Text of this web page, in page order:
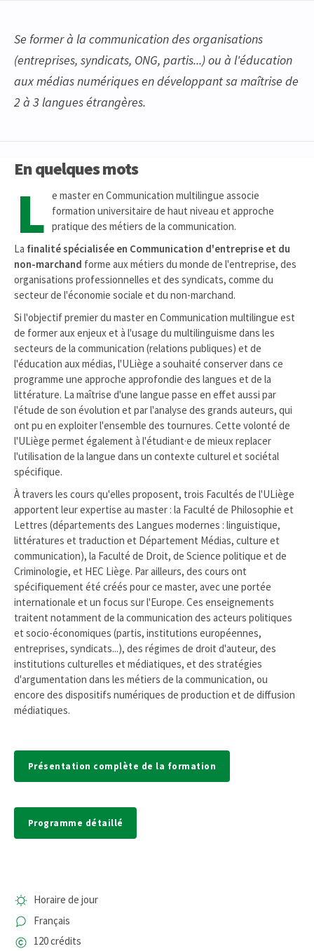
Se former à la communication des organisations
(entreprises, syndicats, ONG, partis...) ou à l'éducation
aux médias numériques en développant sa maîtrise de
2 à 3 langues étrangères.
En quelques mots
L e master en Communication multilingue associe
formation universitaire de haut niveau et approche
pratique des métiers de la communication.
La finalité spécialisée en Communication d'entreprise et du
non-marchand forme aux métiers du monde de l'entreprise, des
organisations professionnelles et des syndicats, comme du
secteur de l'économie sociale et du non-marchand.
Si l'objectif premier du master en Communication multilingue est
de former aux enjeux et à l'usage du multilinguisme dans les
secteurs de la communication (relations publiques) et de
l'éducation aux médias, l'ULiège a souhaité conserver dans ce
programme une approche approfondie des langues et de la
littérature. La maîtrise d'une langue passe en effet aussi par
l'étude de son évolution et par l'analyse des grands auteurs, qui
ont pu en exploiter l'ensemble des tournures. Cette volonté de
l'ULiège permet également à l'étudiant·e de mieux replacer
l'utilisation de la langue dans un contexte culturel et sociétal
spécifique.
À travers les cours qu'elles proposent, trois Facultés de l'ULiège
apportent leur expertise au master : la Faculté de Philosophie et
Lettres (départements des Langues modernes : linguistique,
littératures et traduction et Département Médias, culture et
communication), la Faculté de Droit, de Science politique et de
Criminologie, et HEC Liège. Par ailleurs, des cours ont
spécifiquement été créés pour ce master, avec une portée
internationale et un focus sur l'Europe. Ces enseignements
traitent notamment de la communication des acteurs politiques
et socio-économiques (partis, institutions européennes,
entreprises, syndicats...), des régimes de droit d'auteur, des
institutions culturelles et médiatiques, et des stratégies
d'argumentation dans les métiers de la communication, ou
encore des dispositifs numériques de production et de diffusion
médiatiques.
Présentation complète de la formation
Programme détaillé
Horaire de jour
Français
120 crédits